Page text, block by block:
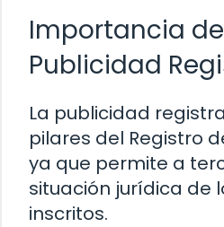
Importancia
Publicidad
La publicidad
pilares del Registro
ya que permite a
situación jurídica de
inscritos.